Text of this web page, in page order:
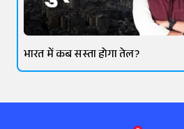
भारत में कब सस्ता होगा तेल?